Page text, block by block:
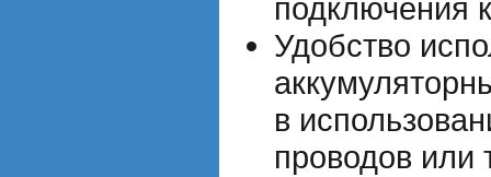
подключения
Удобство
в
проводов или